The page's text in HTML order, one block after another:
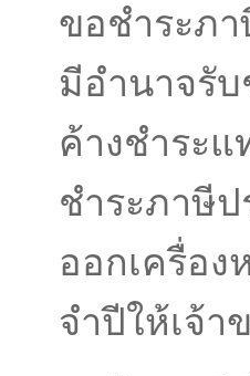
ขอชําระภา
มีอํานาจรั
ค้างชําระแ
ชําระภาษี
ออกเครื่อง
จําปีให้เจ้า